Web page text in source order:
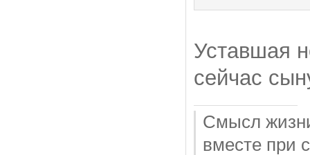
Уставшая
сейчас
Смысл
вместе при